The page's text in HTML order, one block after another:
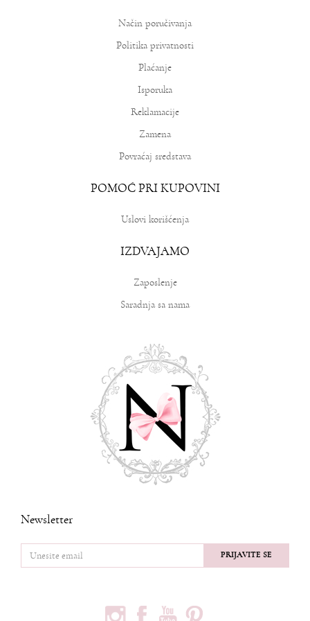
18.990,00 RSD
Način poručivanja
Politika privatnosti
Plaćanje
Isporuka
Reklamacije
Zamena
Povraćaj sredstava
POMOĆ PRI KUPOVINI
Uslovi korišćenja
IZDVAJAMO
Zaposlenje
Saradnja sa nama
Newsletter
PRIJAVITE SE